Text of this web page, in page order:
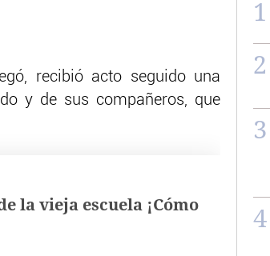
recibió acto seguido una
y de sus compañeros, que
la vieja escuela ¡Cómo